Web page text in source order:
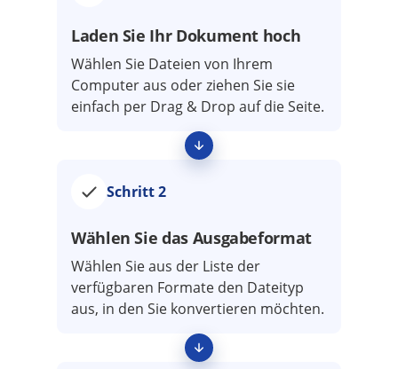
Laden Sie Ihr Dokument hoch
Wählen Sie Dateien von Ihrem
Computer aus oder ziehen Sie sie
einfach per Drag & Drop auf die Seite.
Schritt 2
Wählen Sie das Ausgabeformat
Wählen Sie aus der Liste der
verfügbaren Formate den Dateityp
aus, in den Sie konvertieren möchten.